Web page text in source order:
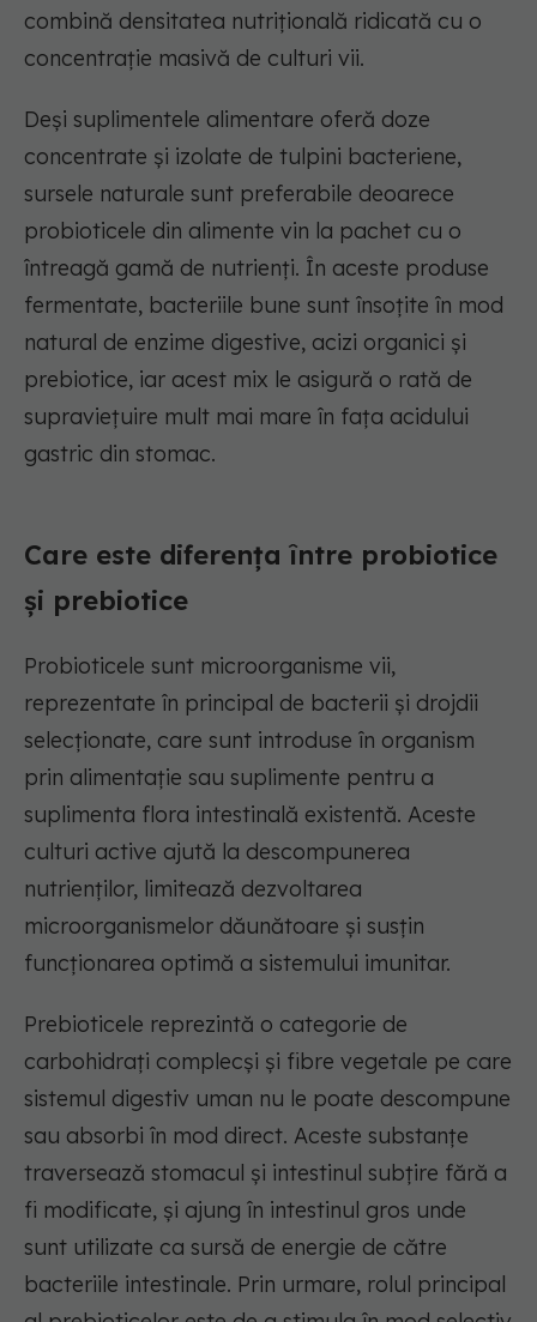
combină densitatea nutrițională ridicată cu o
concentrație masivă de culturi vii.
Deși suplimentele alimentare oferă doze
concentrate și izolate de tulpini bacteriene,
sursele naturale sunt preferabile deoarece
probioticele din alimente vin la pachet cu o
întreagă gamă de nutrienți. În aceste produse
fermentate, bacteriile bune sunt însoțite în mod
natural de enzime digestive, acizi organici și
prebiotice, iar acest mix le asigură o rată de
supraviețuire mult mai mare în fața acidului
gastric din stomac.
Care este diferența între probiotice
și prebiotice
Probioticele sunt microorganisme vii,
reprezentate în principal de bacterii și drojdii
selecționate, care sunt introduse în organism
prin alimentație sau suplimente pentru a
suplimenta flora intestinală existentă. Aceste
culturi active ajută la descompunerea
nutrienților, limitează dezvoltarea
microorganismelor dăunătoare și susțin
funcționarea optimă a sistemului imunitar.
Prebioticele reprezintă o categorie de
carbohidrați complecși și fibre vegetale pe care
sistemul digestiv uman nu le poate descompune
sau absorbi în mod direct. Aceste substanțe
traversează stomacul și intestinul subțire fără a
fi modificate, și ajung în intestinul gros unde
sunt utilizate ca sursă de energie de către
bacteriile intestinale. Prin urmare, rolul principal